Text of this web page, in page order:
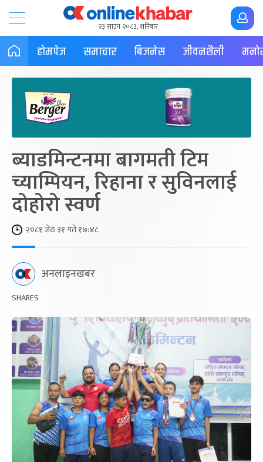
२३ साउन २०८३, शनिबार
होमपेज समाचार बिजनेस जीवनशैली
ब्याडमिन्टनमा बागमती टिम
च्याम्पियन, रिहाना र सुविनलाई
दोहोरो स्वर्ण
२०८१ जेठ ३१ गते १७:४८
अनलाइनखबर
SHARES